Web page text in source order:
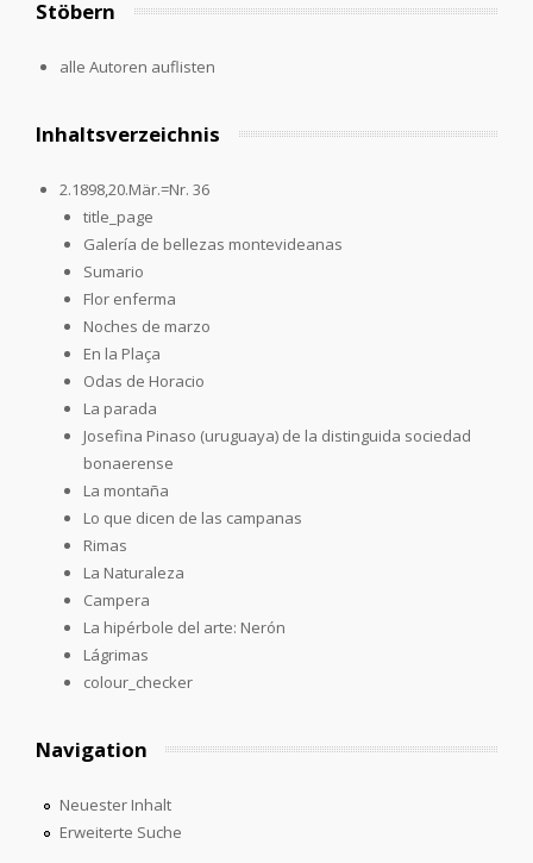
Stöbern
alle Autoren auflisten
Inhaltsverzeichnis
2.1898,20.Mär.=Nr. 36
title_page
Galería de bellezas montevideanas
Sumario
Flor enferma
Noches de marzo
En la Plaça
Odas de Horacio
La parada
Josefina Pinaso (uruguaya) de la distinguida sociedad
bonaerense
La montaña
Lo que dicen de las campanas
Rimas
La Naturaleza
Campera
La hipérbole del arte: Nerón
Lágrimas
colour_checker
Navigation
Neuester Inhalt
Erweiterte Suche